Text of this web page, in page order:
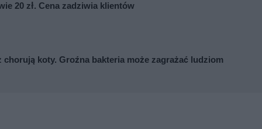
20 zł. Cena zadziwia klientów
chorują koty. Groźna bakteria może zagrażać ludziom